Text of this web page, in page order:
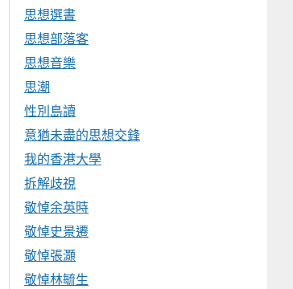
思想選書
思想部落客
思想音樂
思潮
性別島讀
意猶未盡的思想交鋒
我的香港大學
拆解歧視
敬悼余英時
敬悼史景遷
敬悼張灝
敬悼林毓生